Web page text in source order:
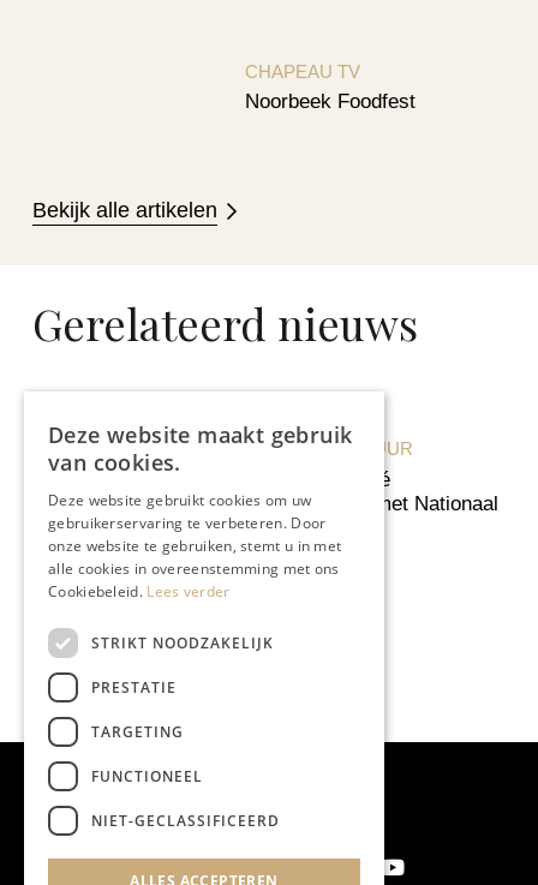
CHAPEAU TV
Noorbeek Foodfest
Bekijk alle artikelen
Gerelateerd nieuws
KUNST & CULTUUR
Dichten als het leggen van
een puzzel
Deze website maakt gebruik
van cookies.
Deze website gebruikt cookies om uw
gebruikerservaring te verbeteren. Door
onze website te gebruiken, stemt u in met
alle cookies in overeenstemming met ons
Cookiebeleid. Lees verder
STRIKT NOODZAKELIJK
PRESTATIE
TARGETING
FUNCTIONEEL
NIET-GECLASSIFICEERD
ALLES ACCEPTEREN